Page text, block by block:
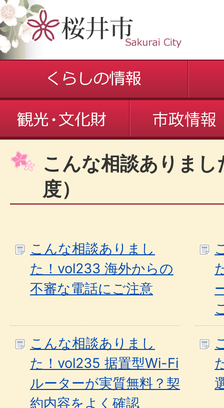
こんな相談ありま
度）
こんな相談ありまし
た！vol233 海外からの
不審な電話にご注意
こんな相談ありまし
た！vol235 据置型Wi-Fi
ルーターが実質無料？契
約内容をよく確認